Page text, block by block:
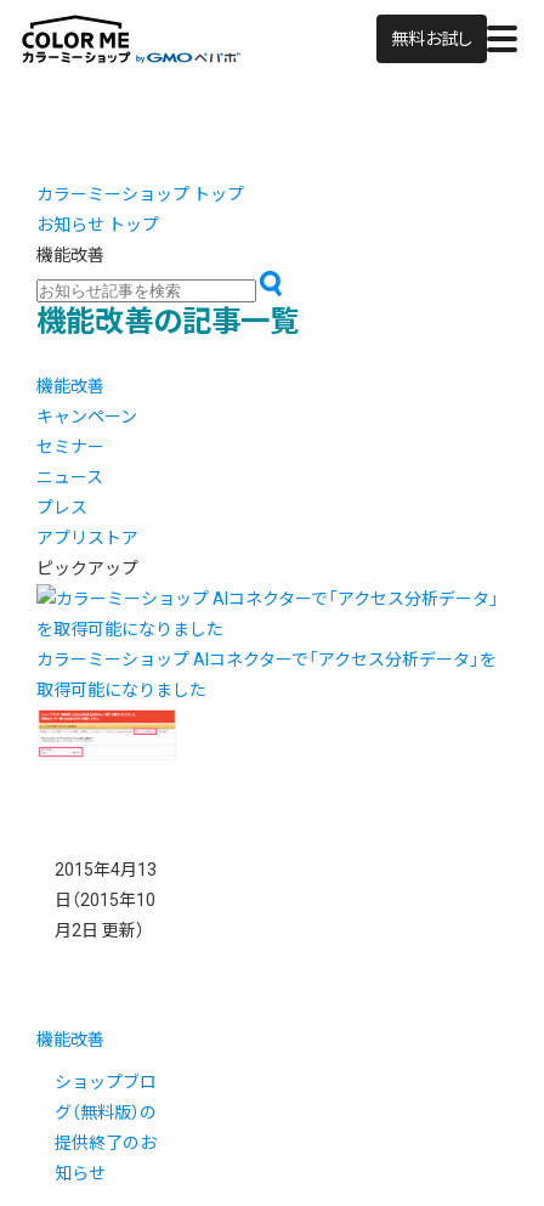
無料お試し
カラーミーショップ トップ
お知らせ トップ
機能改善
機能改善の記事一覧
機能改善
キャンペーン
セミナー
ニュース
プレス
アプリストア
ピックアップ
カラーミーショップ AIコネクターで「アクセス分析データ」を
取得可能になりました
2015年4月13
日 （2015年10
月2日 更新）
機能改善
ショップブロ
グ（無料版）の
提供終了のお
知らせ